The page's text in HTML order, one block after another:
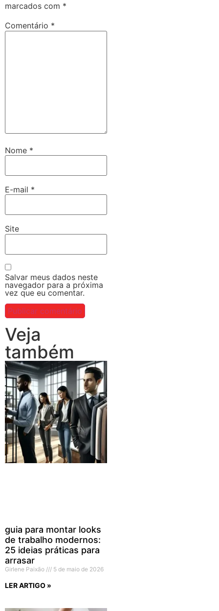
marcados com *
Comentário *
Nome *
E-mail *
Site
Salvar meus dados neste
navegador para a próxima
vez que eu comentar.
Veja
também
guia para montar looks
de trabalho modernos:
25 ideias práticas para
arrasar
Girlene Paixão 5 de maio de 2026
LER ARTIGO »